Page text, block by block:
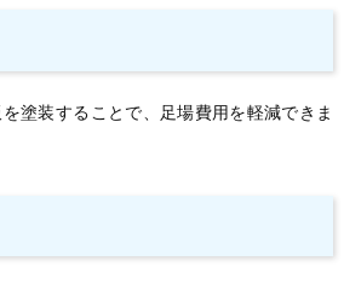
塗装することで、足場費用を軽減できま